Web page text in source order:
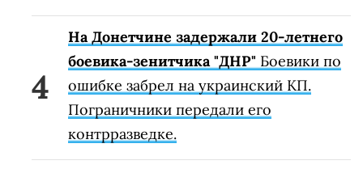
На Донетчине задержали 20-летнего
боевика-зенитчика "ДНР" Боевики по
ошибке забрел на украинский КП.
Пограничники передали его
контрразведке.